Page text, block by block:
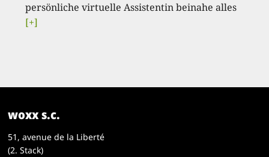
persönliche virtuelle Assistentin beinahe alles
[+]
woxx s.c.
51, avenue de la Liberté
(2. Stack)